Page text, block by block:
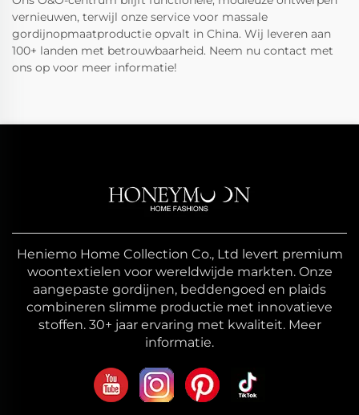
vernieuwen, terwijl onze service voor massale
gordijnopmaatproductie opvalt in China. Wij leveren aan
100+ landen met betrouwbaarheid. Neem nu contact met
ons op voor meer informatie!
Heniemo Home Collection Co., Ltd levert premium
woontextielen voor wereldwijde markten. Onze
aangepaste gordijnen, beddengoed en plaids
combineren slimme productie met innovatieve
stoffen. 30+ jaar ervaring met kwaliteit. Meer
informatie.